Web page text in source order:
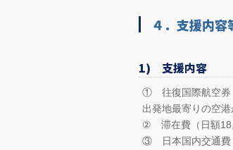
４．支援内容
1) 支援内容
① 往復国際航空券
出発地最寄りの空
② 滞在費（日額
③ 日本国内交通費